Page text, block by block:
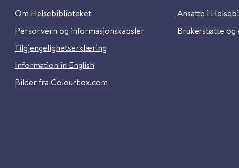
Om Helsebiblioteket
Personvern og informasjonskapsler
Tilgjengelighetserklæring
Information in English
Bilder fra Colourbox.com
Ansatte i
Brukerstøtte og